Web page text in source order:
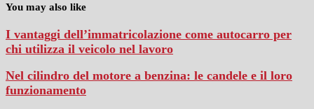
You may also like
I vantaggi dell’immatricolazione come autocarro per
chi utilizza il veicolo nel lavoro
Nel cilindro del motore a benzina: le candele e il loro
funzionamento